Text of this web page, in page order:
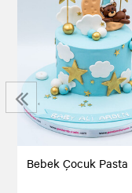
Bebek Çocuk Pasta
‹